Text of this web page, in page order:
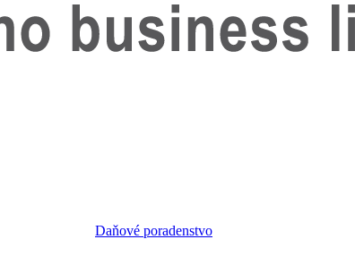
Daňové poradenstvo